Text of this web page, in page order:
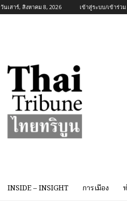
วันเสาร์, สิงหาคม 8, 2026 เข้าสู่ระบบ/เข้าร่วม
INSIDE – INSIGHT การเมือง